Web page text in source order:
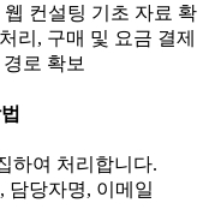
컨설팅 기초 자료 확
리, 구매 및 요금 결제
로 확보
하여 처리합니다.
담당자명, 이메일